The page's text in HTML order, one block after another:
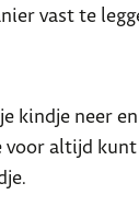
vast te
kindje neer
altijd